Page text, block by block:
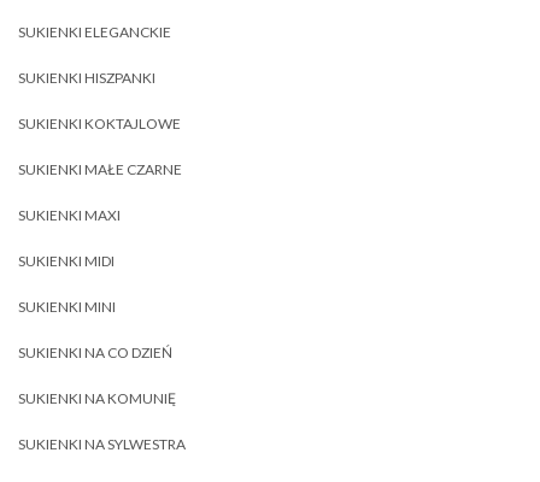
SUKIENKI ELEGANCKIE
SUKIENKI HISZPANKI
SUKIENKI KOKTAJLOWE
SUKIENKI MAŁE CZARNE
SUKIENKI MAXI
SUKIENKI MIDI
SUKIENKI MINI
SUKIENKI NA CO DZIEŃ
SUKIENKI NA KOMUNIĘ
SUKIENKI NA SYLWESTRA